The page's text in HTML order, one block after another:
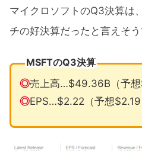
マイクロソフトのQ3決算は
チの好決算だったと言えそう
MSFTのQ3決算
◎売上高…$49.36B（予想
◎EPS…$2.22（予想$2.19